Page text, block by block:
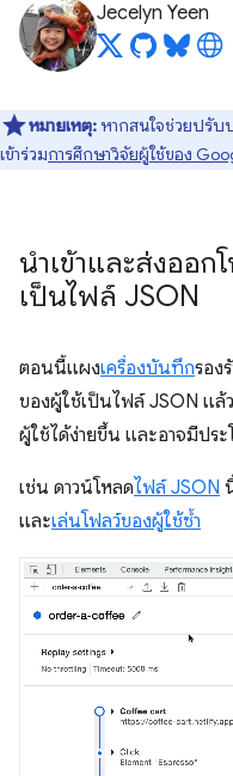
Jecelyn Yeen
หมายเหตุ: หากสนใจช่วยปรับ
เข้าร่วมการศึกษาวิจัยผู้ใช้ของ
นำเข้าและส่งออ
เป็นไฟล์ JSON
ตอนนี้แผงเครื่องบันทึกรอง
ของผู้ใช้เป็นไฟล์ JSON แล้
ผู้ใช้ได้ง่ายขึ้น และอาจมีปร
เช่น ดาวน์โหลดไฟล์ JSON
และเล่นโฟลว์ของผู้ใช้ซ้ำ